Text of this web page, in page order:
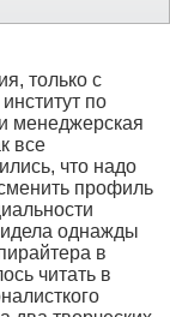
только с
по
менеджерская
все
что надо
профиль
однажды
в
читать в